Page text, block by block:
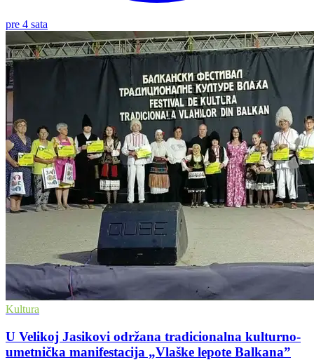
pre 4 sata
Kultura
U Velikoj Jasikovi održana tradicionalna kulturno-
umetnička manifestacija „Vlaške lepote Balkana”